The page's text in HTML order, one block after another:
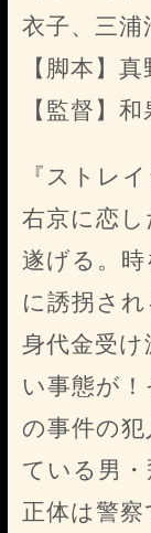
衣子、三浦
【脚本】
【監督】
『ストレ
右京に恋
遂げる。
に誘拐さ
身代金受
い事態が
の事件の
ている男
正体は警